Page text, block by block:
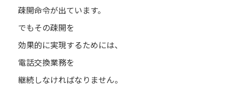
疎開命令が出ています。
でもその疎開を
効果的に実現するためには、
電話交換業務を
継続しなければなりません。